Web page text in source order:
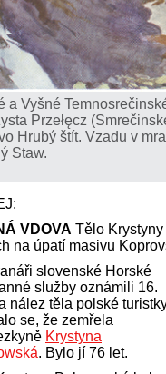
a Vyšné
Przełęcz
Hrubý štít. Vzadu v
Staw.
VDOVA Tělo
na úpatí masivu
slovenské Horské
služby oznámili 16.
nález těla polské
se, že zemřela
Krystyna
. Bylo jí 76 let.